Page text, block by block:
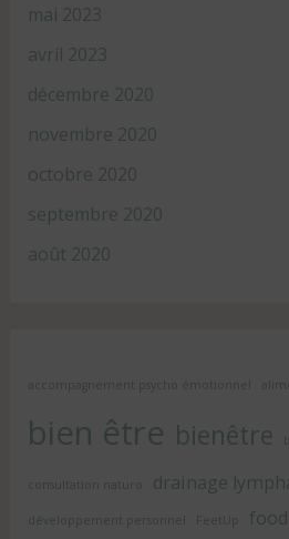
mai 2023
avril 2023
décembre 2020
novembre 2020
octobre 2020
septembre 2020
août 2020
accompagnement psycho émotionnel
bien être bienêtre
consultation naturo drainage
développement personnel FeetUp food